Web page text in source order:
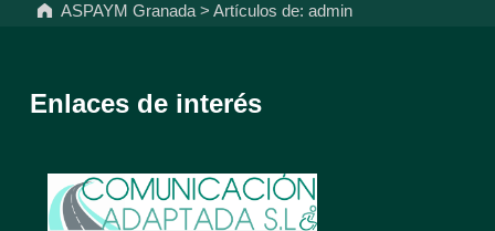
ASPAYM Granada >Artículos de: admin
Enlaces de interés